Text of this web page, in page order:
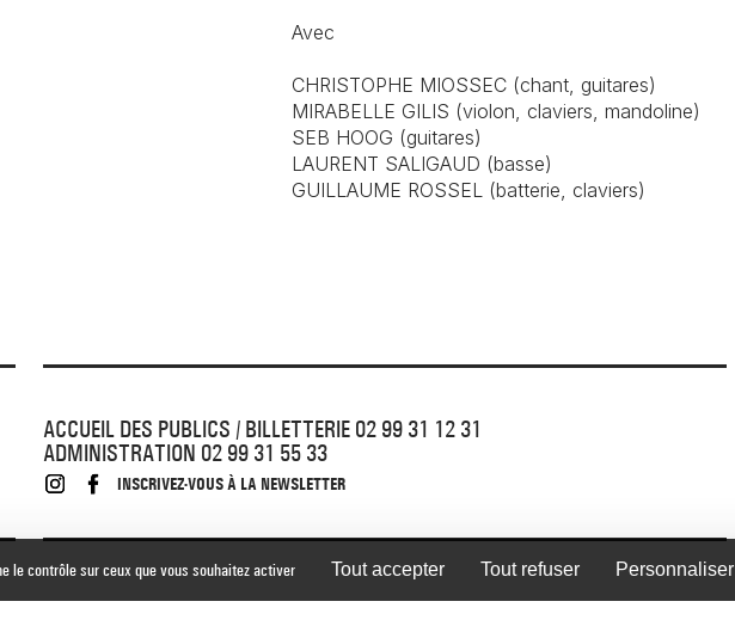
Avec
CHRISTOPHE MIOSSEC (chant, guitares)
MIRABELLE GILIS (violon, claviers, mandoline)
SEB HOOG (guitares)
LAURENT SALIGAUD (basse)
GUILLAUME ROSSEL (batterie, claviers)
ACCUEIL DES PUBLICS / BILLETTERIE 02 99 31 12 31
ADMINISTRATION 02 99 31 55 33
INSCRIVEZ-VOUS À LA NEWSLETTER
le contrôle sur ceux que vous souhaitez activer Tout accepter Tout refuser Personnaliser